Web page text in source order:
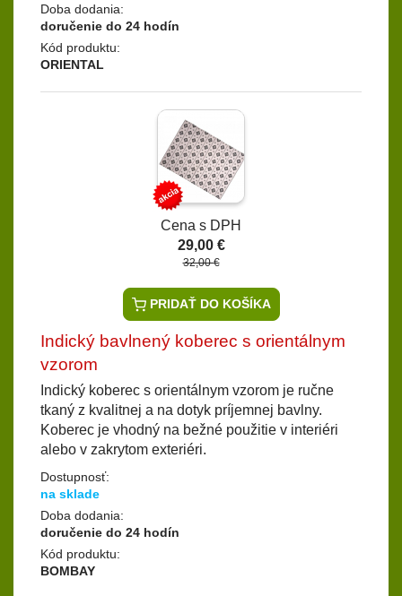
Doba dodania:
doručenie do 24 hodín
Kód produktu:
ORIENTAL
Cena s DPH
29,00 €
32,00 €
PRIDAŤ DO KOŠÍKA
Indický bavlnený koberec s orientálnym
vzorom
Indický koberec s orientálnym vzorom je ručne
tkaný z kvalitnej a na dotyk príjemnej bavlny.
Koberec je vhodný na bežné použitie v interiéri
alebo v zakrytom exteriéri.
Dostupnosť:
na sklade
Doba dodania:
doručenie do 24 hodín
Kód produktu:
BOMBAY